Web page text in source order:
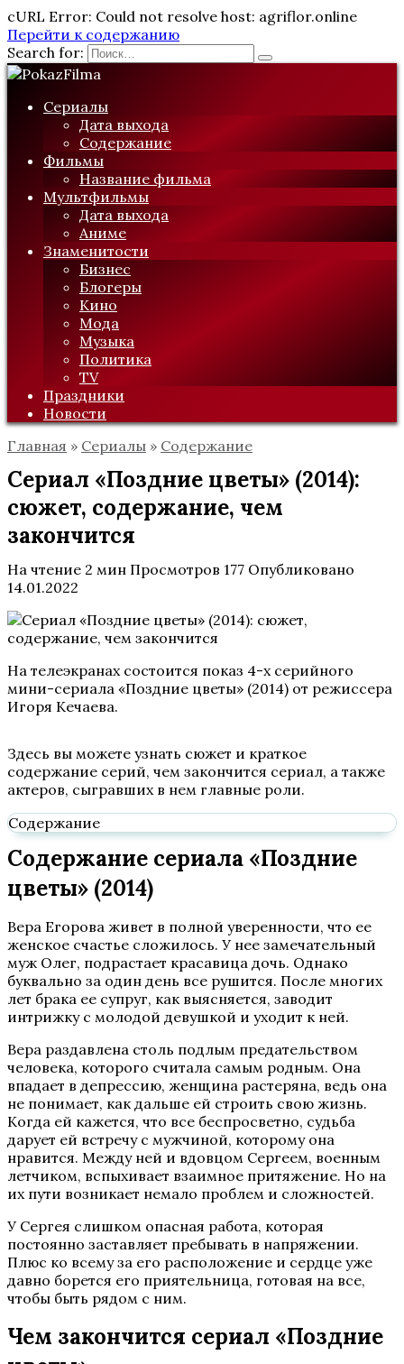
cURL Error: Could not resolve host: agriflor.online
Перейти к содержанию
Search for:
Сериалы
Дата выхода
Содержание
Фильмы
Название фильма
Мультфильмы
Дата выхода
Аниме
Знаменитости
Бизнес
Блогеры
Кино
Мода
Музыка
Политика
TV
Праздники
Новости
Главная » Сериалы » Содержание
Сериал «Поздние цветы» (2014):
сюжет, содержание, чем
закончится
На чтение 2 мин Просмотров 177 Опубликовано
14.01.2022
На телеэкранах состоится показ 4-х серийного
мини-сериала «Поздние цветы» (2014) от режиссера
Игоря Кечаева.
Здесь вы можете узнать сюжет и краткое
содержание серий, чем закончится сериал, а также
актеров, сыгравших в нем главные роли.
Содержание
Содержание сериала «Поздние
цветы» (2014)
Вера Егорова живет в полной уверенности, что ее
женское счастье сложилось. У нее замечательный
муж Олег, подрастает красавица дочь. Однако
буквально за один день все рушится. После многих
лет брака ее супруг, как выясняется, заводит
интрижку с молодой девушкой и уходит к ней.
Вера раздавлена столь подлым предательством
человека, которого считала самым родным. Она
впадает в депрессию, женщина растеряна, ведь она
не понимает, как дальше ей строить свою жизнь.
Когда ей кажется, что все беспросветно, судьба
дарует ей встречу с мужчиной, которому она
нравится. Между ней и вдовцом Сергеем, военным
летчиком, вспыхивает взаимное притяжение. Но на
их пути возникает немало проблем и сложностей.
У Сергея слишком опасная работа, которая
постоянно заставляет пребывать в напряжении.
Плюс ко всему за его расположение и сердце уже
давно борется его приятельница, готовая на все,
чтобы быть рядом с ним.
Чем закончится сериал «Поздние